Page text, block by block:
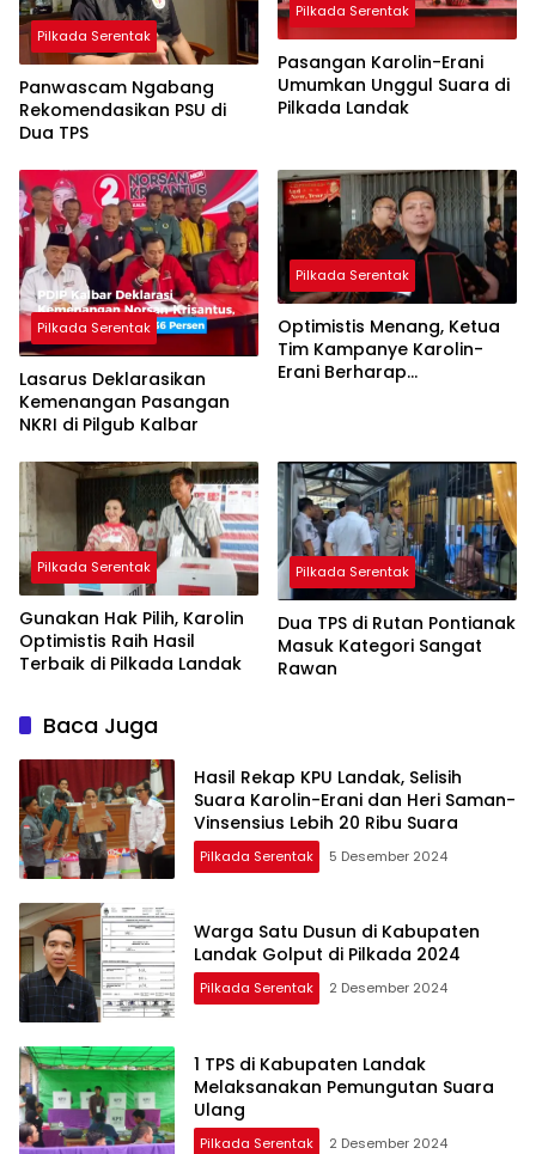
Pilkada Serentak
Panwascam Ngabang
Rekomendasikan PSU di
Dua TPS
Pilkada Serentak
Pasangan Karolin-Erani
Umumkan Unggul Suara di
Pilkada Landak
Pilkada Serentak
Lasarus Deklarasikan
Kemenangan Pasangan
NKRI di Pilgub Kalbar
Pilkada Serentak
Optimistis Menang, Ketua
Tim Kampanye Karolin-
Erani Berharap
Pilkada Serentak
Gunakan Hak Pilih, Karolin
Optimistis Raih Hasil
Terbaik di Pilkada Landak
Pilkada Serentak
Dua TPS di Rutan Pontianak
Masuk Kategori Sangat
Rawan
Baca Juga
Hasil Rekap KPU Landak, Selisih
Suara Karolin-Erani dan Heri Saman-
Vinsensius Lebih 20 Ribu Suara
Pilkada Serentak 5 Desember 2024
Warga Satu Dusun di Kabupaten
Landak Golput di Pilkada 2024
Pilkada Serentak 2 Desember 2024
1 TPS di Kabupaten Landak
Melaksanakan Pemungutan Suara
Ulang
Pilkada Serentak 2 Desember 2024